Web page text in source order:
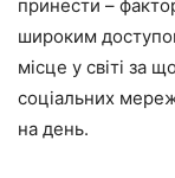
принести –
широким
місце у світі за
соціальних
на день.